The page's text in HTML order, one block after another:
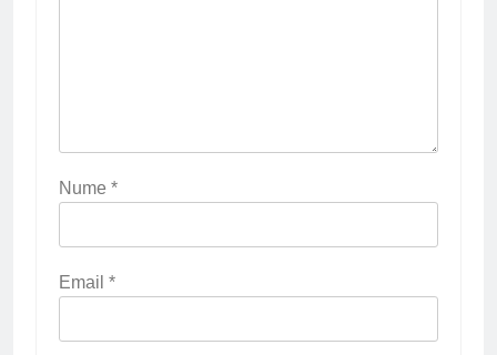
Nume *
Email *